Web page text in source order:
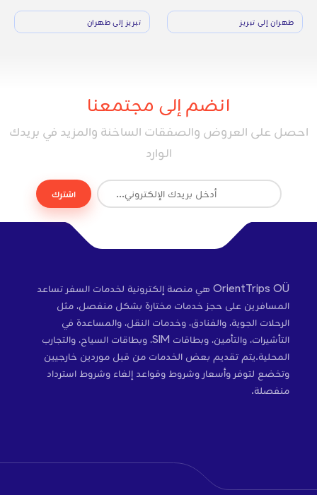
طهران إلى تبريز تبريز إلى طهران
انضم إلى مجتمعنا
احصل على العروض والصفقات الساخنة والمزيد في بريدك
الوارد
اشترك
OrientTrips OÜ هي منصة إلكترونية لخدمات السفر تساعد
المسافرين على حجز خدمات مختارة بشكل منفصل، مثل
الرحلات الجوية، والفنادق، وخدمات النقل، والمساعدة في
التأشيرات، والتأمين، وبطاقات SIM، وبطاقات السياح، والتجارب
المحلية.يتم تقديم بعض الخدمات من قبل موردين خارجيين
وتخضع لتوفر وأسعار وشروط وقواعد إلغاء وشروط استرداد
منفصلة.